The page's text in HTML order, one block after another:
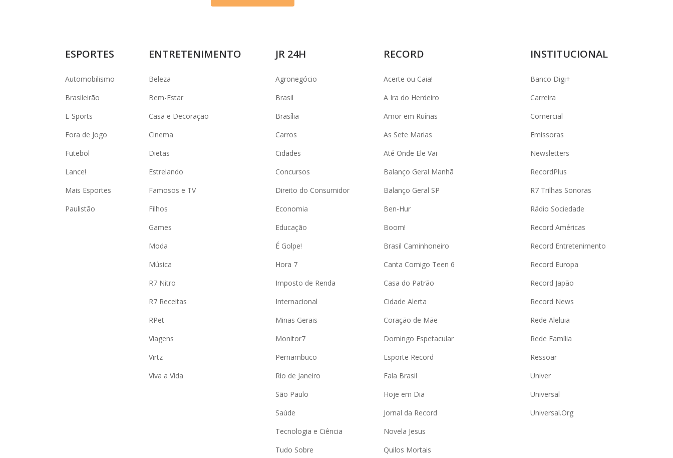
ESPORTES
Automobilismo
Brasileirão
E-Sports
Fora de Jogo
Futebol
Lance!
Mais Esportes
Paulistão
ENTRETENIMENTO
Beleza
Bem-Estar
Casa e Decoração
Cinema
Dietas
Estrelando
Famosos e TV
Filhos
Games
Moda
Música
R7 Nitro
R7 Receitas
RPet
Viagens
Virtz
Viva a Vida
JR 24H
Agronegócio
Brasil
Brasília
Carros
Cidades
Concursos
Direito do Consumidor
Economia
Educação
É Golpe!
Hora 7
Imposto de Renda
Internacional
Minas Gerais
Monitor7
Pernambuco
Rio de Janeiro
São Paulo
Saúde
Tecnologia e Ciência
Tudo Sobre
RECORD
Acerte ou Caia!
A Ira do Herdeiro
Amor em Ruínas
As Sete Marias
Até Onde Ele Vai
Balanço Geral Manhã
Balanço Geral SP
Ben-Hur
Boom!
Brasil Caminhoneiro
Canta Comigo Teen 6
Casa do Patrão
Cidade Alerta
Coração de Mãe
Domingo Espetacular
Esporte Record
Fala Brasil
Hoje em Dia
Jornal da Record
Novela Jesus
Quilos Mortais
INSTITUCIONAL
Banco Digi+
Carreira
Comercial
Emissoras
Newsletters
RecordPlus
R7 Trilhas Sonoras
Rádio Sociedade
Record Américas
Record Entretenimento
Record Europa
Record Japão
Record News
Rede Aleluia
Rede Família
Ressoar
Univer
Universal
Universal.Org